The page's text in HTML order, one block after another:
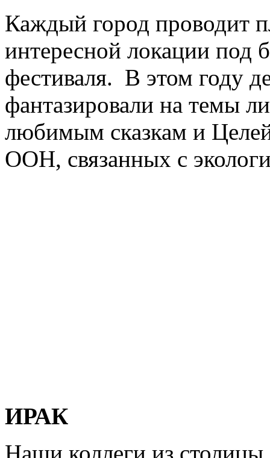
Каждый город проводит
интересной локации под
фестиваля. В этом году
фантазировали на темы
любимым сказкам и
ООН, связанных с
ИРАК
Наши коллеги из столицы